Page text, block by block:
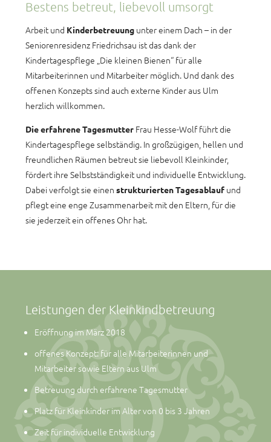
Bestens betreut, liebevoll umsorgt
Arbeit und Kinderbetreuung unter einem Dach – in der
Seniorenresidenz Friedrichsau ist das dank der
Kindertagespflege „Die kleinen Bienen“ für alle
Mitarbeiterinnen und Mitarbeiter möglich. Und dank des
offenen Konzepts sind auch externe Kinder aus Ulm
herzlich willkommen.
Die erfahrene Tagesmutter Frau Hesse-Wolf führt die
Kindertagespflege selbständig. In großzügigen, hellen und
freundlichen Räumen betreut sie liebevoll Kleinkinder,
fördert ihre Selbstständigkeit und individuelle Entwicklung.
Dabei verfolgt sie einen strukturierten Tagesablauf und
pflegt eine enge Zusammenarbeit mit den Eltern, für die
sie jederzeit ein offenes Ohr hat.
Leistungen der Kleinkindbetreuung
Eröffnung im März 2018
offenes Konzept: für alle Mitarbeiterinnen und
Mitarbeiter sowie Eltern aus Ulm
Betreuung durch erfahrene Tagesmutter
Platz für Kleinkinder im Alter von 0 bis 3 Jahren
Zeit für individuelle Entwicklung